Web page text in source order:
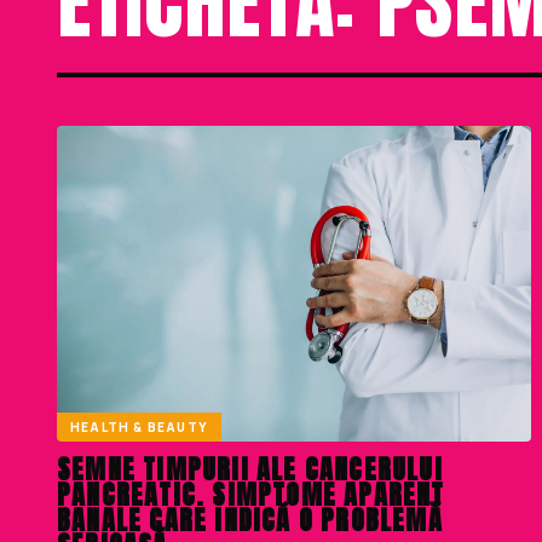
HEALTH & BEAUTY
SEMNE TIMPURII ALE CANCERULUI
PANCREATIC. SIMPTOME APARENT
BANALE CARE INDICĂ O PROBLEMĂ